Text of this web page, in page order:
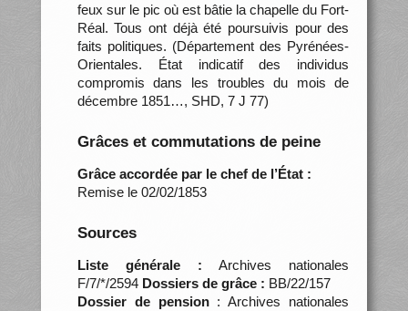
feux sur le pic où est bâtie la chapelle du Fort-
Réal. Tous ont déjà été poursuivis pour des
faits politiques. (Département des Pyrénées-
Orientales. État indicatif des individus
compromis dans les troubles du mois de
décembre 1851…, SHD, 7 J 77)
Grâces et commutations de peine
Grâce accordée par le chef de l’État :
Remise le 02/02/1853
Sources
Liste générale : Archives nationales
F/7/*/2594 Dossiers de grâce : BB/22/157
Dossier de pension: Archives nationales